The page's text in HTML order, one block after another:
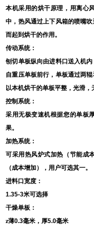
本机采用的烘干原理，用离心
中，热风通过上下风箱的喷嘴
而起到烘干的作用。
传动系统：
刨切单板纵向由进料口送入机
自重压单板前行，单板通过两
以本机烘干的单板平整，光滑，
控制系统：
采用无极变速机根据您的单板
果。
加热系统：
可采用热风炉式加热（节能成
（成本增加），用户可选其一。
进料口宽度：
1.35-3米可选择
干燥单板：
z薄0.3毫米，厚5.0毫米